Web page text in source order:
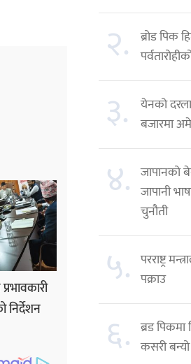
निर्देशन
२.
ब्रोड पिक
३.
येनको
बजारमा
४. जापानको
जापानी
चुनौती
५. परराष्ट्र
पक्राउ
६. ब्रड
कसरी